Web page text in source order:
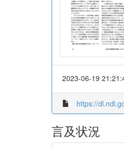
2023-06-19
https://
言及状況